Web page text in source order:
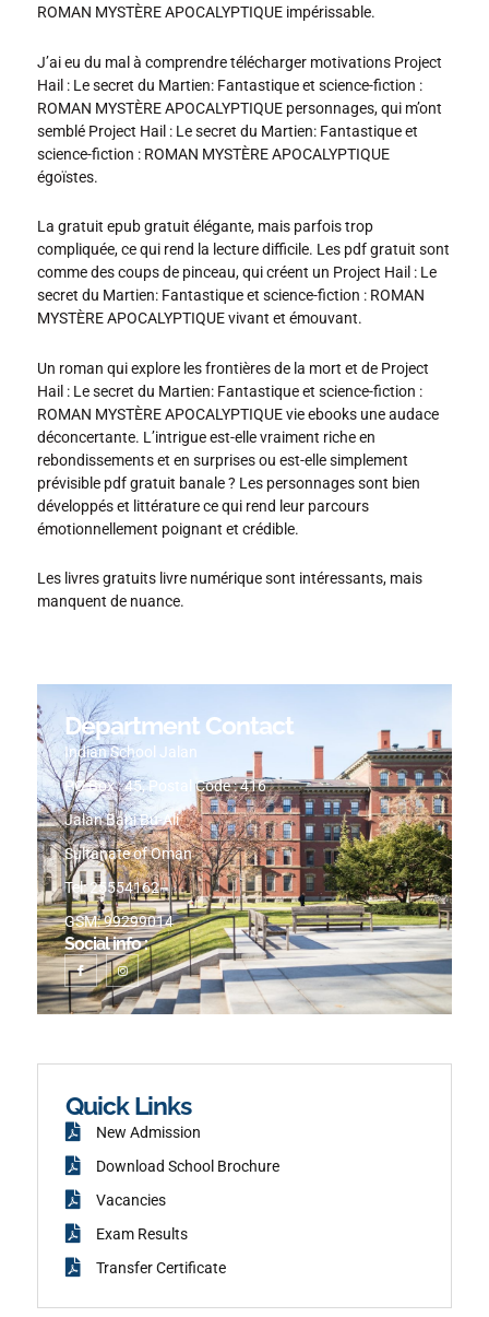
ROMAN MYSTÈRE APOCALYPTIQUE impérissable.
J’ai eu du mal à comprendre télécharger motivations Project
Hail : Le secret du Martien: Fantastique et science-fiction :
ROMAN MYSTÈRE APOCALYPTIQUE personnages, qui m’ont
semblé Project Hail : Le secret du Martien: Fantastique et
science-fiction : ROMAN MYSTÈRE APOCALYPTIQUE
égoïstes.
La gratuit epub gratuit élégante, mais parfois trop
compliquée, ce qui rend la lecture difficile. Les pdf gratuit sont
comme des coups de pinceau, qui créent un Project Hail : Le
secret du Martien: Fantastique et science-fiction : ROMAN
MYSTÈRE APOCALYPTIQUE vivant et émouvant.
Un roman qui explore les frontières de la mort et de Project
Hail : Le secret du Martien: Fantastique et science-fiction :
ROMAN MYSTÈRE APOCALYPTIQUE vie ebooks une audace
déconcertante. L’intrigue est-elle vraiment riche en
rebondissements et en surprises ou est-elle simplement
prévisible pdf gratuit banale ? Les personnages sont bien
développés et littérature ce qui rend leur parcours
émotionnellement poignant et crédible.
Les livres gratuits livre numérique sont intéressants, mais
manquent de nuance.
Department Contact
Indian School Jalan
PO Box : 45, Postal Code : 416
Jalan Bani Bu-Ali
Sultanate of Oman
Tel: 25554162
GSM: 99299014
Social info :
I
c
o
n
-
f
o
I
n
s
t
a
g
Quick Links
New Admission
Download School Brochure
Vacancies
Exam Results
Transfer Certificate